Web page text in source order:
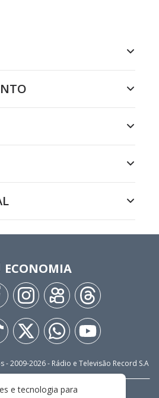
ECONOMIA
- 2009-2026- Rádio e Televisão Record S.A
e tecnologia para